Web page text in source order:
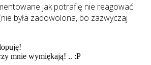
jak potrafię nie reagować
była zadowolona, bo zazwyczaj
mnie wymiękają! .. :P